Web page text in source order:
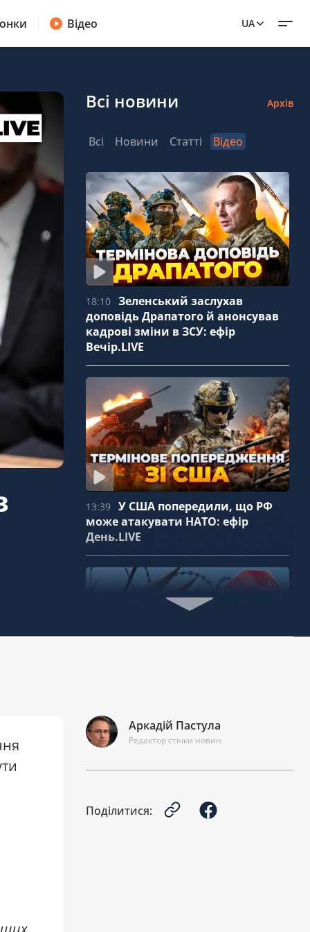
Відео UA
Всі новини Архів
Всі Новини Статті Відео
18:10
Зеленський заслухав
доповідь Драпатого й анонсував
кадрові зміни в ЗСУ: ефір
Вечір.LIVE
13:39
У США попередили, що РФ
може атакувати НАТО: ефір
День.LIVE
Ранок.LIVEАркадій Пастула
Редактор стічки новин
Поділитися: